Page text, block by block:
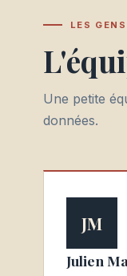
LES GENS
Une petite
données.
JM
Julien